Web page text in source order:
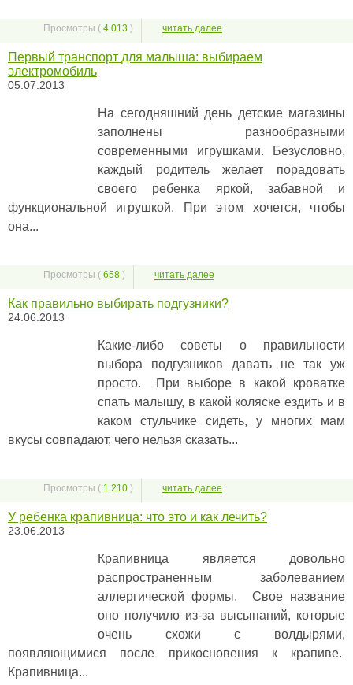
Просмотры ( 4 013 ) читать далее
Первый транспорт для малыша: выбираем
электромобиль
05.07.2013
На сегодняшний день детские магазины
заполнены разнообразными
современными игрушками. Безусловно,
каждый родитель желает порадовать
своего ребенка яркой, забавной и
функциональной игрушкой. При этом хочется, чтобы
она...
Просмотры ( 658 ) читать далее
Как правильно выбирать подгузники?
24.06.2013
Какие-либо советы о правильности
выбора подгузников давать не так уж
просто. При выборе в какой кроватке
спать малышу, в какой коляске ездить и в
каком стульчике сидеть, у многих мам
вкусы совпадают, чего нельзя сказать...
Просмотры ( 1 210 ) читать далее
У ребенка крапивница: что это и как лечить?
23.06.2013
Крапивница является довольно
распространенным заболеванием
аллергической формы. Свое название
оно получило из-за высыпаний, которые
очень схожи с волдырями,
появляющимися после прикосновения к крапиве.
Крапивница...